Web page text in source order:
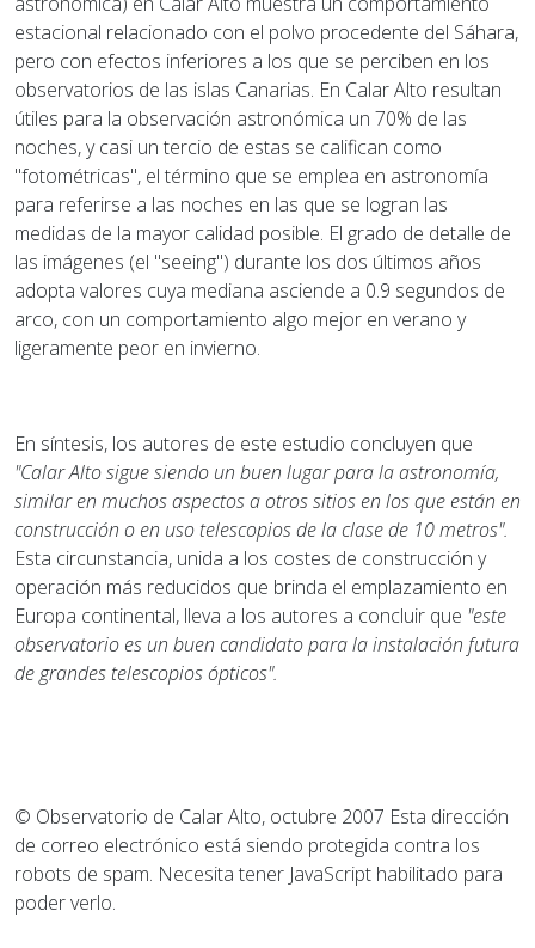
estacional relacionado con el polvo procedente del Sáhara,
pero con efectos inferiores a los que se perciben en los
observatorios de las islas Canarias. En Calar Alto resultan
útiles para la observación astronómica un 70% de las
noches, y casi un tercio de estas se califican como
"fotométricas", el término que se emplea en astronomía
para referirse a las noches en las que se logran las
medidas de la mayor calidad posible. El grado de detalle de
las imágenes (el "seeing") durante los dos últimos años
adopta valores cuya mediana asciende a 0.9 segundos de
arco, con un comportamiento algo mejor en verano y
ligeramente peor en invierno.
En síntesis, los autores de este estudio concluyen que
"Calar Alto sigue siendo un buen lugar para la astronomía,
similar en muchos aspectos a otros sitios en los que están en
construcción o en uso telescopios de la clase de 10 metros".
Esta circunstancia, unida a los costes de construcción y
operación más reducidos que brinda el emplazamiento en
Europa continental, lleva a los autores a concluir que "este
observatorio es un buen candidato para la instalación futura
de grandes telescopios ópticos".
© Observatorio de Calar Alto, octubre 2007 Esta dirección
de correo electrónico está siendo protegida contra los
robots de spam. Necesita tener JavaScript habilitado para
poder verlo.